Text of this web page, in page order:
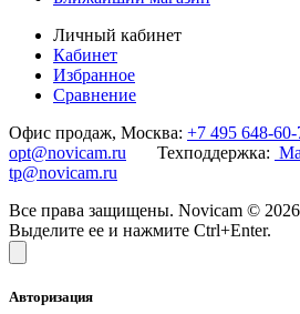
Личный кабинет
Кабинет
Избранное
Сравнение
Офис продаж, Москва: +7 495 648-60-
opt@novicam.ru Техподдержка:
tp@novicam.ru
Все права защищены. Novicam ©
Выделите ее и нажмите Ctrl+Enter.
Авторизация